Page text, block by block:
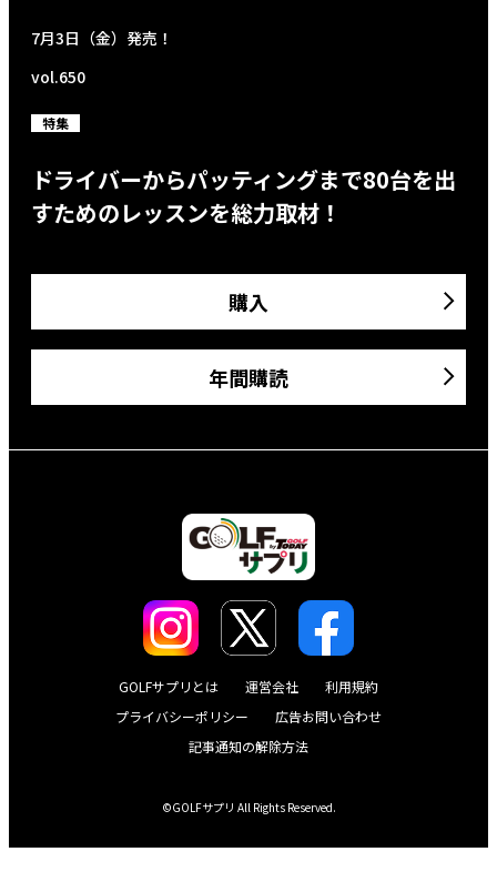
7月3日（金）発売！
vol.650
特集
ドライバーからパッティングまで80台を出
すためのレッスンを総力取材！
購入
年間購読
GOLFサプリとは 運営会社
利用規約
プライバシーポリシー
広告お問い合わせ
記事通知の解除方法
©GOLFサプリ All Rights Reserved.